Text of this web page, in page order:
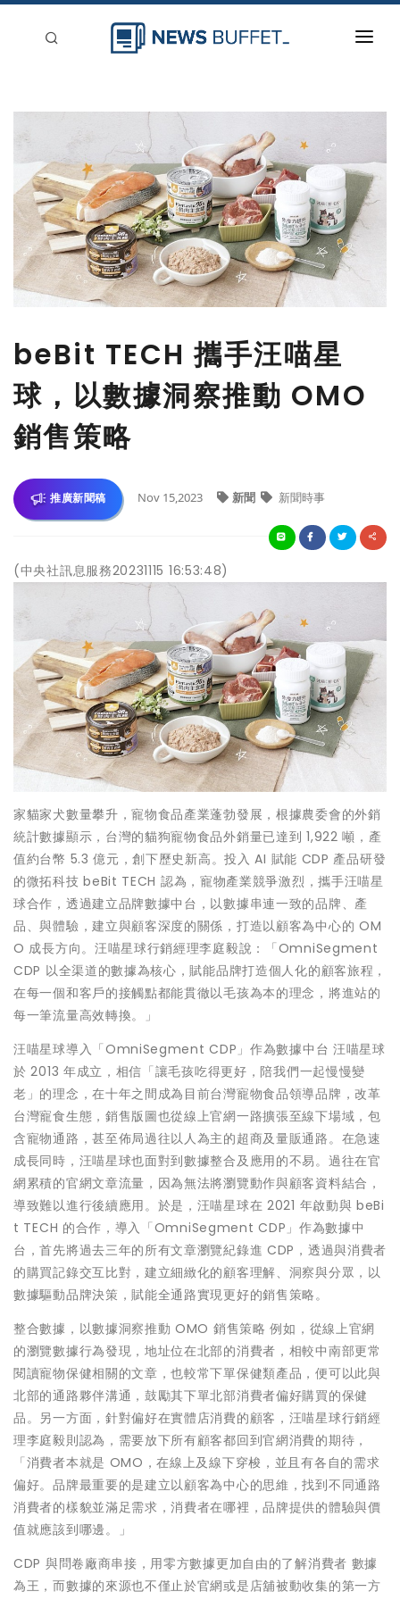
登入
刊登
beBit TECH 攜手汪喵星
球，以數據洞察推動 OMO
銷售策略
推廣新聞稿 Nov 15,2023 新聞 新聞時事
(中央社訊息服務20231115 16:53:48)
家貓家犬數量攀升，寵物食品產業蓬勃發展，根據農委會的外銷
統計數據顯示，台灣的貓狗寵物食品外銷量已達到 1,922 噸，產
值約台幣 5.3 億元，創下歷史新高。投入 AI 賦能 CDP 產品研發
的微拓科技 beBit TECH 認為，寵物產業競爭激烈，攜手汪喵星
球合作，透過建立品牌數據中台，以數據串連一致的品牌、產
品、與體驗，建立與顧客深度的關係，打造以顧客為中心的 OM
O 成長方向。汪喵星球行銷經理李庭毅說：「OmniSegment
CDP 以全渠道的數據為核心，賦能品牌打造個人化的顧客旅程，
在每一個和客戶的接觸點都能貫徹以毛孩為本的理念，將進站的
每一筆流量高效轉換。」
汪喵星球導入「OmniSegment CDP」作為數據中台 汪喵星球
於 2013 年成立，相信「讓毛孩吃得更好，陪我們一起慢慢變
老」的理念，在十年之間成為目前台灣寵物食品領導品牌，改革
台灣寵食生態，銷售版圖也從線上官網一路擴張至線下場域，包
含寵物通路，甚至佈局過往以人為主的超商及量販通路。在急速
成長同時，汪喵星球也面對到數據整合及應用的不易。過往在官
網累積的官網文章流量，因為無法將瀏覽動作與顧客資料結合，
導致難以進行後續應用。於是，汪喵星球在 2021 年啟動與 beBi
t TECH 的合作，導入「OmniSegment CDP」作為數據中
台，首先將過去三年的所有文章瀏覽紀錄進 CDP，透過與消費者
的購買記錄交互比對，建立細緻化的顧客理解、洞察與分眾，以
數據驅動品牌決策，賦能全通路實現更好的銷售策略。
整合數據，以數據洞察推動 OMO 銷售策略 例如，從線上官網
的瀏覽數據行為發現，地址位在北部的消費者，相較中南部更常
閱讀寵物保健相關的文章，也較常下單保健類產品，便可以此與
北部的通路夥伴溝通，鼓勵其下單北部消費者偏好購買的保健
品。另一方面，針對偏好在實體店消費的顧客，汪喵星球行銷經
理李庭毅則認為，需要放下所有顧客都回到官網消費的期待，
「消費者本就是 OMO，在線上及線下穿梭，並且有各自的需求
偏好。品牌最重要的是建立以顧客為中心的思維，找到不同通路
消費者的樣貌並滿足需求，消費者在哪裡，品牌提供的體驗與價
值就應該到哪邊。」
CDP 與問卷廠商串接，用零方數據更加自由的了解消費者 數據
為王，而數據的來源也不僅止於官網或是店舖被動收集的第一方